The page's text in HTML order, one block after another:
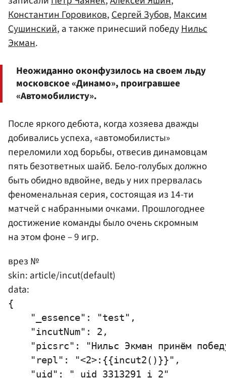
Константин Горовиков,Сергей Зубов,Максим
Сушинский, а также принесший победуНильс
Экман.
Неожиданно оконфузилось на своем льду
московское «Динамо», проигравшее
«Автомобилисту».
После яркого дебюта, когда хозяева дважды
добивались успеха, «автомобилисты»
переломили ход борьбы, отвесив динамовцам
пять безответных шайб. Бело-голубых должно
быть обидно вдвойне, ведь у них прервалась
феноменальная серия, состоящая из 14-ти
матчей с набранными очками. Прошлогоднее
достижение команды было очень скромным
на этом фоне – 9 игр.
врез №
skin: article/incut(default)
data:
{
    "_essence": "test",
    "incutNum": 2,
"picsrc": "Нильс Экман принём
    "repl": "<2>:{{incut2()}}",
    "uid": "_uid_3313291_i_2"